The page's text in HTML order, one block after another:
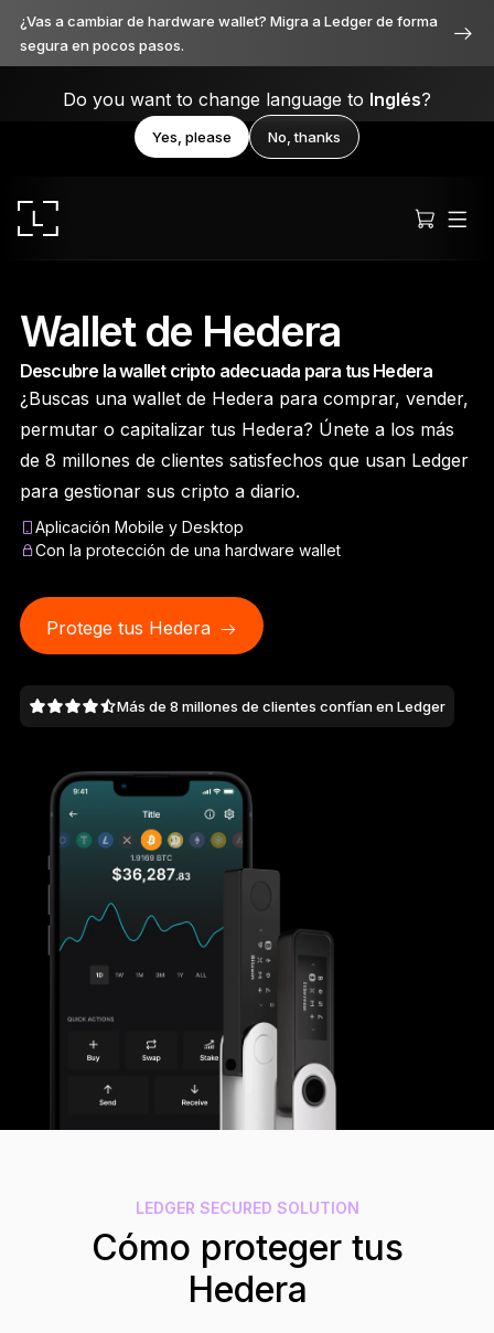
¿Vas a cambiar de hardware wallet? Migra a Ledger de forma
segura en pocos pasos.
Do you want to change language to Inglés?
Yes, please No, thanks
Ledger Stax
Premium desde cada ángulo
Ledger Flex
El nuevo estándar
Ledger NanoGen5
Tan única como tú
Ledger NanoClásicos
Ver todas
Billeteras de hardware
Soluciones de Recuperación
Ediciones limitadas
Comparar signers Ledger
Wallet de Hedera
Descubre la wallet cripto adecuada para tus Hedera
¿Buscas una wallet de Hedera para comprar, vender,
permutar o capitalizar tus Hedera? Únete a los más
de 8 millones de clientes satisfechos que usan Ledger
para gestionar sus cripto a diario.
Aplicación Mobile y Desktop
Con la protección de una hardware wallet
Protege tus Hedera
Más de 8 millones de clientes confían en Ledger
LEDGER SECURED SOLUTION
Cómo proteger tus
Hedera